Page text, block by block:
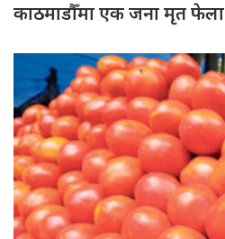
काठमाडौँमा एक जना मृत फेला